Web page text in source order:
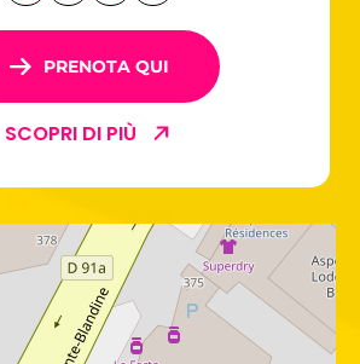
PRENOTA QUI
SCOPRI DI PIÙ